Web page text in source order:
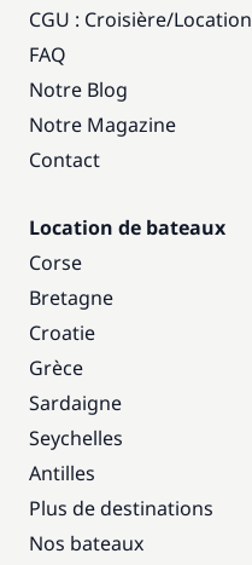
CGU : Croisière/Location
FAQ
Notre Blog
Notre Magazine
Contact
Location de bateaux
Corse
Bretagne
Croatie
Grèce
Sardaigne
Seychelles
Antilles
Plus de destinations
Nos bateaux